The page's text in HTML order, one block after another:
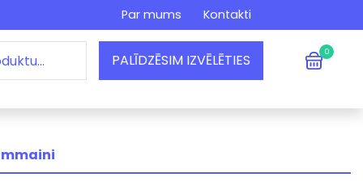
Par mums Kontakti
PALĪDZĒSIM IZVĒLĒTIES 0